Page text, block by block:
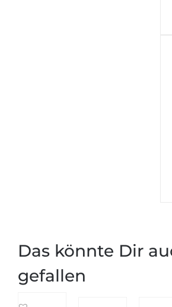
Das könnte Dir
gefallen